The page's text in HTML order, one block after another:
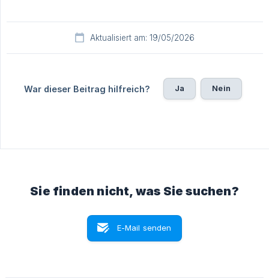
Aktualisiert am: 19/05/2026
War dieser Beitrag hilfreich? Ja Nein
Sie finden nicht, was Sie suchen?
E-Mail senden